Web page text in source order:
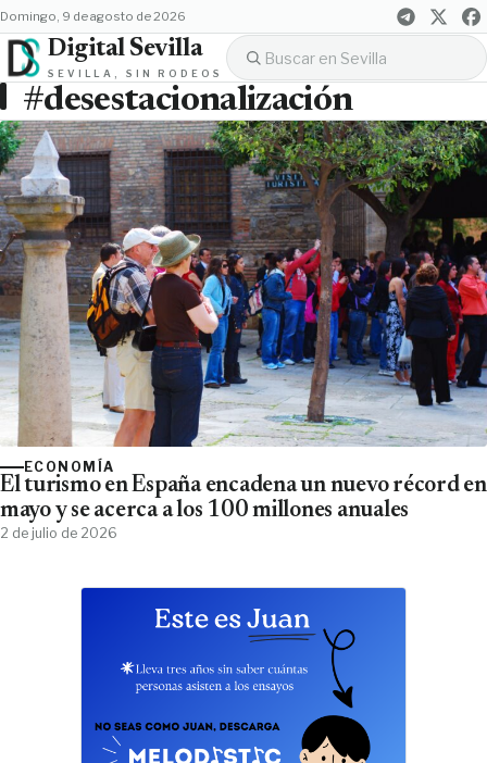
domingo, 9 de agosto de 2026
Digital Sevilla
SEVILLA, SIN RODEOS
#desestacionalización
ECONOMÍA
El turismo en España encadena un nuevo récord en
mayo y se acerca a los 100 millones anuales
2 de julio de 2026